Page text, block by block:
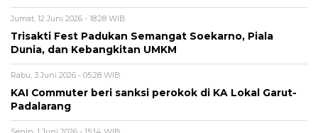
Jumat, 12 Juni 2026 - 18:28 WIB
Trisakti Fest Padukan Semangat Soekarno, Piala
Dunia, dan Kebangkitan UMKM
Rabu, 3 Juni 2026 - 05:28 WIB
KAI Commuter beri sanksi perokok di KA Lokal Garut-
Padalarang